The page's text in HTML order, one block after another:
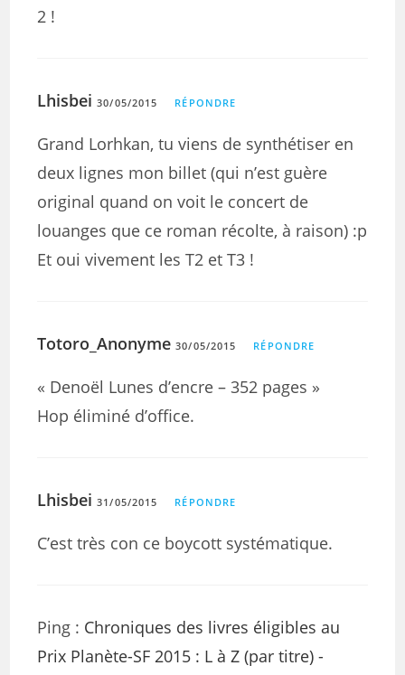
2 !
Lhisbei 30/05/2015 RÉPONDRE
Grand Lorhkan, tu viens de synthétiser en
deux lignes mon billet (qui n’est guère
original quand on voit le concert de
louanges que ce roman récolte, à raison) :p
Et oui vivement les T2 et T3 !
Totoro_Anonyme 30/05/2015 RÉPONDRE
« Denoël Lunes d’encre – 352 pages »
Hop éliminé d’office.
Lhisbei 31/05/2015 RÉPONDRE
C’est très con ce boycott systématique.
Ping : Chroniques des livres éligibles au
Prix Planète-SF 2015 : L à Z (par titre) -